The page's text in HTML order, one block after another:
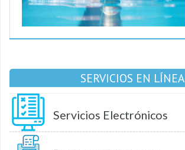
SERVICIOS EN LÍNEA
Servicios Electrónicos